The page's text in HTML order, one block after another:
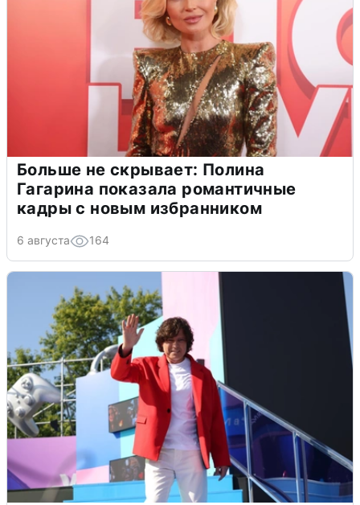
Больше не скрывает: Полина
Гагарина показала романтичные
кадры с новым избранником
6 августа 164